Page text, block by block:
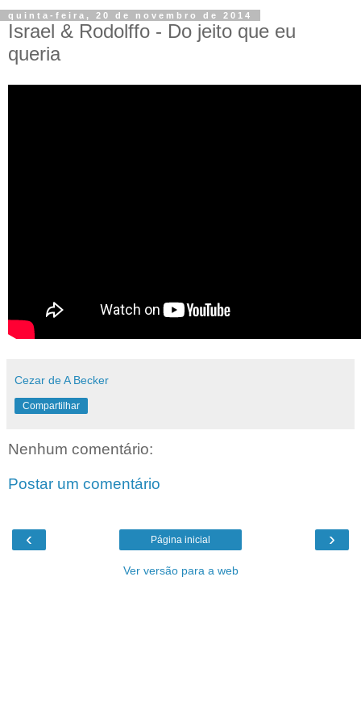
quinta-feira, 20 de novembro de 2014
Israel & Rodolffo - Do jeito que eu
queria
Cezar de A Becker
Compartilhar
Nenhum comentário:
Postar um comentário
‹ ›
Página inicial
Ver versão para a web